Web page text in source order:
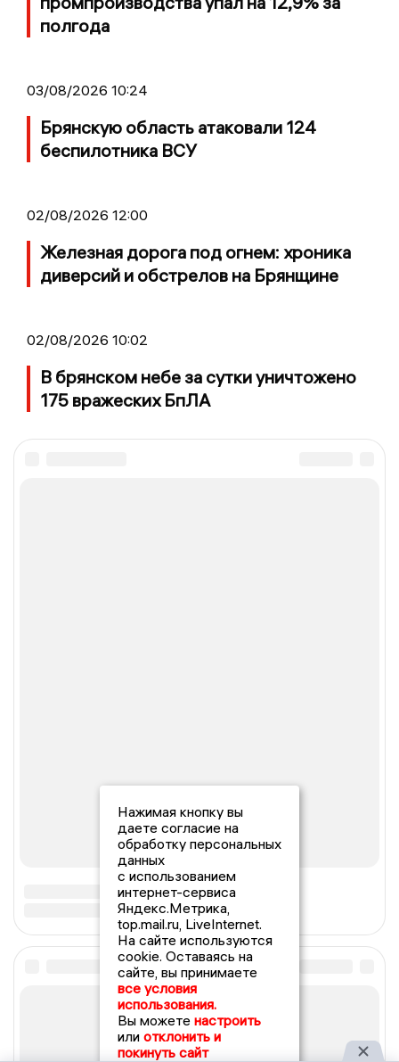
полгода
03/08/2026 10:24
Брянскую область атаковали 124
беспилотника ВСУ
02/08/2026 12:00
Железная дорога под огнем: хроника
диверсий и обстрелов на Брянщине
02/08/2026 10:02
В брянском небе за сутки уничтожено
175 вражеских БпЛА
Нажимая кнопку вы
даете согласие на
обработку персональных
данных
с использованием
интернет-сервиса
Яндекс.Метрика,
top.mail.ru, LiveInternet.
На сайте используются
cookie. Оставаясь на
сайте, вы принимаете
все условия
использования.
Вы можете настроить
или отклонить и
покинуть сайт